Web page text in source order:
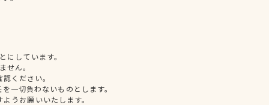
しています。
せん。
ください。
一切負わないものとします。
うお願いいたします。